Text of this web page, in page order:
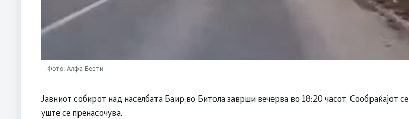
Фото: Алфа Вести
Јавниот собирот над населбата Баир во Битола заврши вечерва во 18:20 часот. Сообраќајот се
уште се пренасочува.